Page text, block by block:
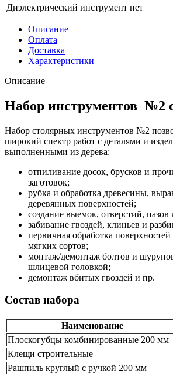
Диэлектрический инструмент нет
Описание
Оплата
Доставка
Характеристики
Описание
Набор инструментов №2
Набор столярных инструментов №2
широкий спектр работ с деталями и
выполненными из дерева:
отпиливание досок, брусков и
заготовок;
рубка и обработка древесины,
деревянных поверхностей;
создание выемок, отверстий, пазов
забивание гвоздей, клиньев и
первичная обработка
мягких сортов;
монтаж/демонтаж болтов и
шлицевой головкой;
демонтаж вбитых гвоздей и пр.
Состав набора
Наименование
Плоскогубцы комбинированные 200 мм
Клещи строительные
Рашпиль круглый с ручкой 200 мм